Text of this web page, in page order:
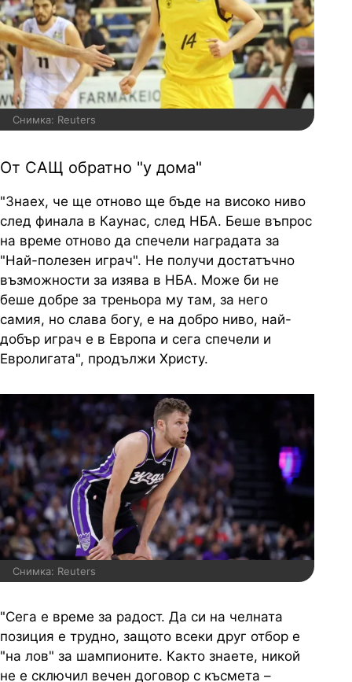
Снимка: Reuters
От САЩ обратно "у дома"
"Знаех, че ще отново ще бъде на високо ниво
след финала в Каунас, след НБА. Беше въпрос
на време отново да спечели наградата за
"Най-полезен играч". Не получи достатъчно
възможности за изява в НБА. Може би не
беше добре за треньора му там, за него
самия, но слава богу, е на добро ниво, най-
добър играч е в Европа и сега спечели и
Евролигата", продължи Христу.
Снимка: Reuters
"Сега е време за радост. Да си на челната
позиция е трудно, защото всеки друг отбор е
"на лов" за шампионите. Както знаете, никой
не е сключил вечен договор с късмета –